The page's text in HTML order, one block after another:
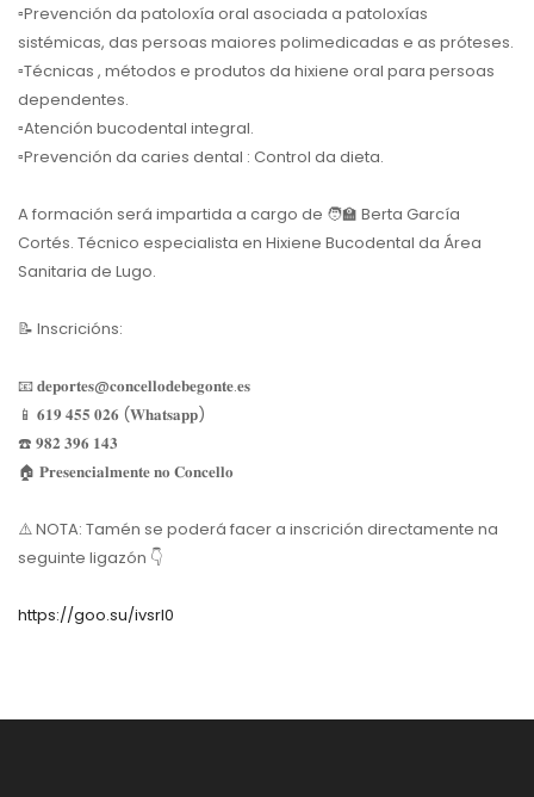
▫️Prevención da patoloxía oral asociada a patoloxías
sistémicas, das persoas maiores polimedicadas e as próteses.
▫️Técnicas , métodos e produtos da hixiene oral para persoas
dependentes.
▫️Atención bucodental integral.
▫️Prevención da caries dental : Control da dieta.
A formación será impartida a cargo de 🧑‍🏫 Berta García
Cortés. Técnico especialista en Hixiene Bucodental da Área
Sanitaria de Lugo.
📝 Inscricións:
📧𝐝𝐞𝐩𝐨𝐫𝐭𝐞𝐬@𝐜𝐨𝐧𝐜𝐞𝐥𝐥𝐨𝐝𝐞𝐛𝐞𝐠𝐨𝐧𝐭𝐞.𝐞𝐬
📱 𝟔𝟏𝟗 𝟒𝟓𝟓 𝟎𝟐𝟔 (𝐖𝐡𝐚𝐭𝐬𝐚𝐩𝐩)
☎️ 𝟗𝟖𝟐 𝟑𝟗𝟔 𝟏𝟒𝟑
🏠 𝐏𝐫𝐞𝐬𝐞𝐧𝐜𝐢𝐚𝐥𝐦𝐞𝐧𝐭𝐞 𝐧𝐨 𝐂𝐨𝐧𝐜𝐞𝐥𝐥𝐨
⚠️NOTA: Tamén se poderá facer a inscrición directamente na
seguinte ligazón 👇
https://goo.su/ivsrI0